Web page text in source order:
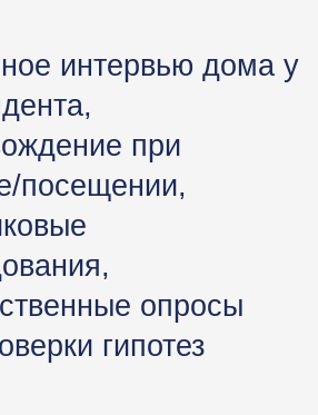
интервью дома у
при
посещении,
опросы
гипотез